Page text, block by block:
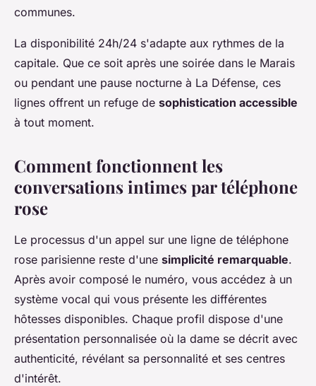
communes.
La disponibilité 24h/24 s'adapte aux rythmes de la
capitale. Que ce soit après une soirée dans le Marais
ou pendant une pause nocturne à La Défense, ces
lignes offrent un refuge de sophistication accessible
à tout moment.
Comment fonctionnent les
conversations intimes par téléphone
rose
Le processus d'un appel sur une ligne de téléphone
rose parisienne reste d'une simplicité remarquable.
Après avoir composé le numéro, vous accédez à un
système vocal qui vous présente les différentes
hôtesses disponibles. Chaque profil dispose d'une
présentation personnalisée où la dame se décrit avec
authenticité, révélant sa personnalité et ses centres
d'intérêt.